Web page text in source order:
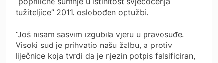
tužiteljice” 2011. oslobođen optužbi.
“Još nisam sasvim izgubila vjeru u pravosuđe.
Visoki sud je prihvatio našu žalbu, a protiv
liječnice koja tvrdi da je njezin potpis falsificiran,